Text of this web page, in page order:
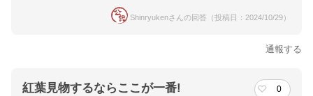
Shinryukenさんの回答（投稿日：2024/10/29）
通報する
紅葉見物するならここが一番! 0